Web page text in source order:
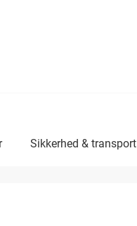
sikkerhed & transport